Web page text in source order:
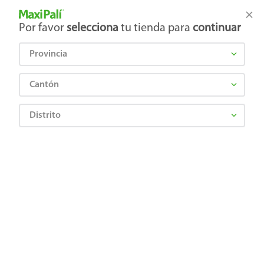
Tienda Maxi Palí
Por favor selecciona tu tienda para continuar
Provincia
Cantón
Distrito